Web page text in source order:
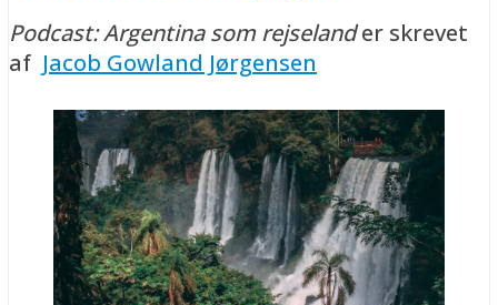
Podcast: Argentina som rejselander skrevet
af Jacob Gowland Jørgensen